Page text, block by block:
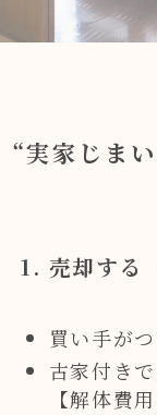
“実家じま
1. 売却する
買い手が
古家付き
【解体費